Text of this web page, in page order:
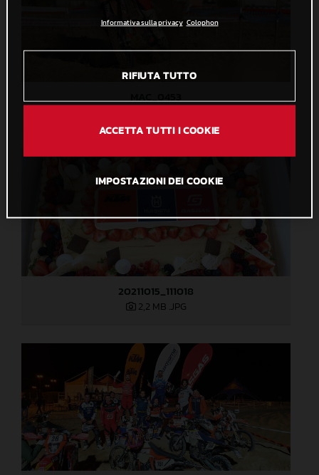
MAC_0453
20211015_111018
2,2 MB .JPG
Informativa sulla privacy Colophon
RIFIUTA TUTTO
ACCETTA TUTTI I COOKIE
IMPOSTAZIONI DEI COOKIE